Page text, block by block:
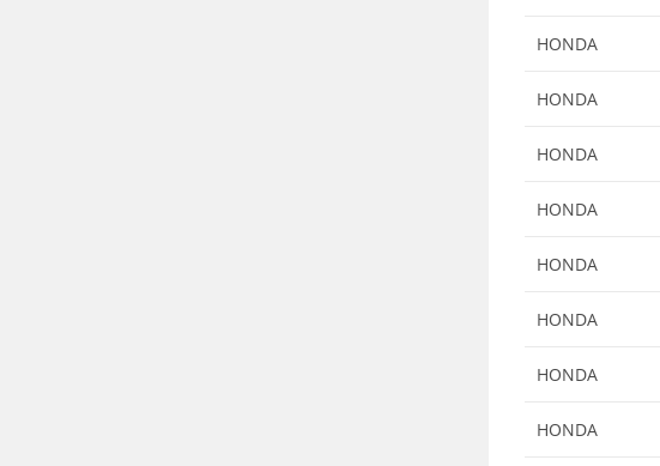
HONDA
HONDA
HONDA
HONDA
HONDA
HONDA
HONDA
HONDA